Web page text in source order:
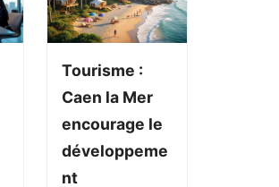
Tourisme :
Caen la Mer
encourage le
développeme
nt